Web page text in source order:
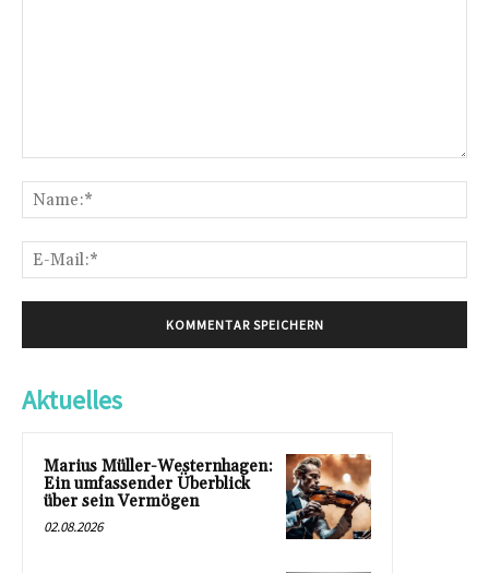
Aktuelles
Marius Müller-Westernhagen:
Ein umfassender Überblick
über sein Vermögen
02.08.2026